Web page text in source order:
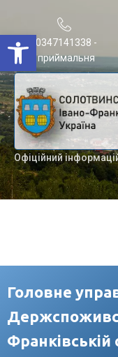
Відкрити Панель
0347141338 -
приймальня
Офіційний
Головне
Франківській